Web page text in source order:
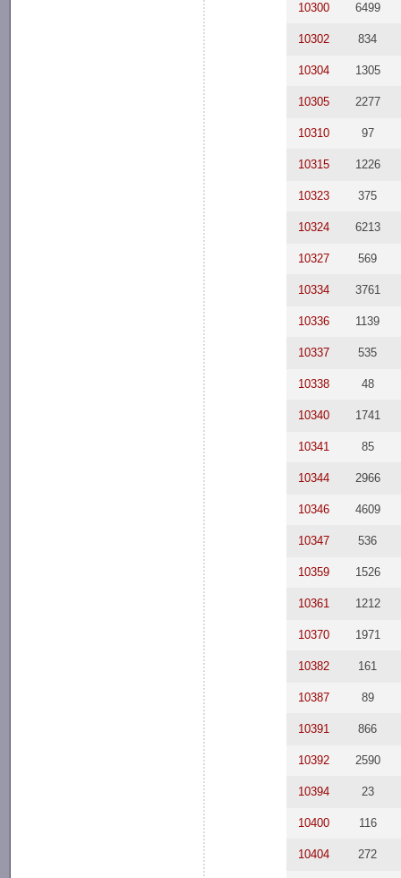
10300 6499
10302 834
10304 1305
10305 2277
10310 97
10315 1226
10323 375
10324 6213
10327 569
10334 3761
10336 1139
10337 535
10338 48
10340 1741
10341 85
10344 2966
10346 4609
10347 536
10359 1526
10361 1212
10370 1971
10382 161
10387 89
10391 866
10392 2590
10394 23
10400 116
10404 272